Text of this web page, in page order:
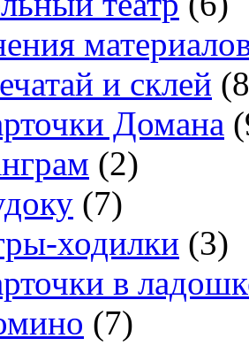
и склей
Домана
(2)
(7)
ходилки (3)
в
(7)